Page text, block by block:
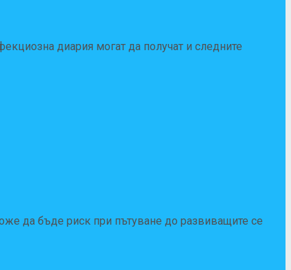
диария могат да получат и следните
да бъде риск при пътуване до развиващите се